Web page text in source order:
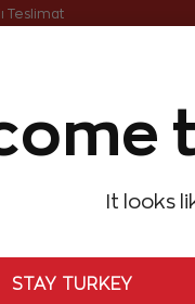
It looks
STAY TURKEY
Teslimat
Kargo Çok Satanlar